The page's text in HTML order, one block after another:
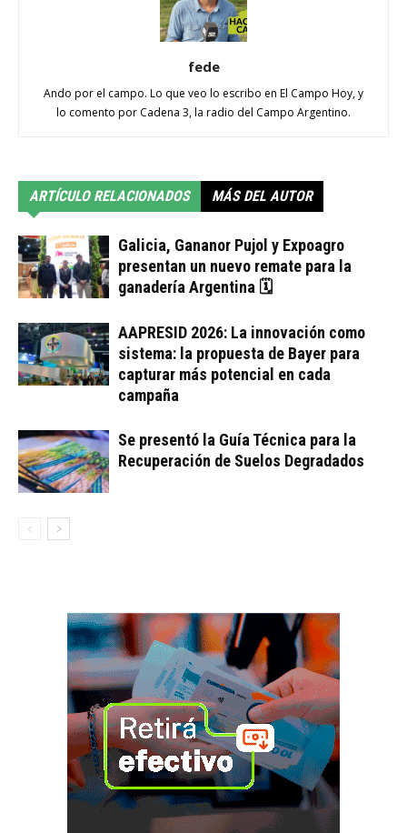
fede
Ando por el campo. Lo que veo lo escribo en El Campo Hoy, y
lo comento por Cadena 3, la radio del Campo Argentino.
ARTÍCULO RELACIONADOS MÁS DEL AUTOR
Galicia, Gananor Pujol y Expoagro
presentan un nuevo remate para la
ganadería Argentina 🗓
AAPRESID 2026: La innovación como
sistema: la propuesta de Bayer para
capturar más potencial en cada
campaña
Se presentó la Guía Técnica para la
Recuperación de Suelos Degradados